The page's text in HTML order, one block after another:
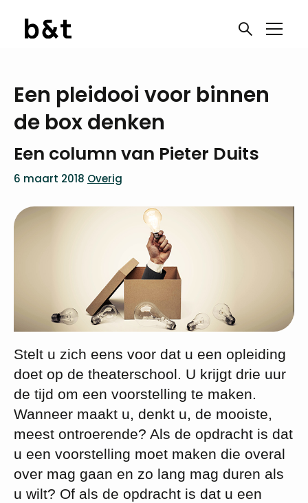
Een pleidooi voor binnen
de box denken
Een column van Pieter Duits
6 maart 2018 Overig
Stelt u zich eens voor dat u een opleiding
doet op de theaterschool. U krijgt drie uur
de tijd om een voorstelling te maken.
Wanneer maakt u, denkt u, de mooiste,
meest ontroerende? Als de opdracht is dat
u een voorstelling moet maken die overal
over mag gaan en zo lang mag duren als
u wilt? Of als de opdracht is dat u een